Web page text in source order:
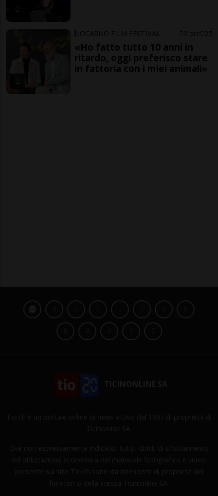
LOCARNO FILM FESTIVAL 9 ore 25
«Ho fatto tutto 10 anni in
ritardo, oggi preferisco stare
in fattoria con i miei animali»